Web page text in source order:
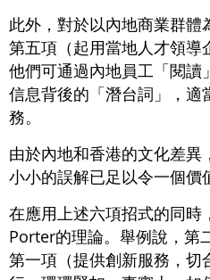
此外，對於以內地商業群體
第五項（起用當地人才領導
他們可通過內地員工「閱讀
信息背後的「潛台詞」，適
務。
由於內地和香港的文化差異
小小的誤解已足以令一個價
在應用上述六項招式的同
Porter的理論。舉例說，第
第一項（提供創新服務，切